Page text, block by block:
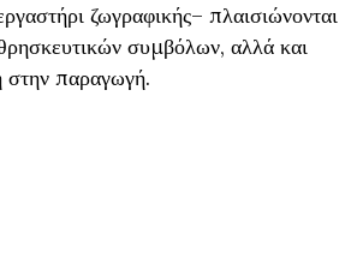
ζωγραφικής– πλαισιώνονται
συμβόλων, αλλά και
στην παραγωγή.